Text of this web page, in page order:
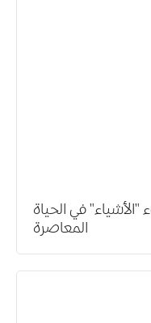
في الحياة
المعاصرة